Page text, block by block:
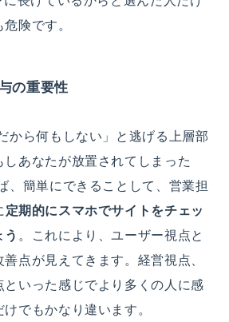
険です。
の重要性
から何もしない」と逃げる上層部
しあなたが放置されてしまった
、簡単にできることして、営業担
定期的にスマホでサイトをチェッ
う 。これにより、ユーザー視点と
点が見えてきます。経営視点、
といった感じでより多くの人に感
でもかなり違います。